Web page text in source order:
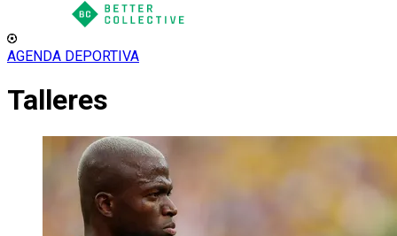
AGENDA DEPORTIVA
Talleres